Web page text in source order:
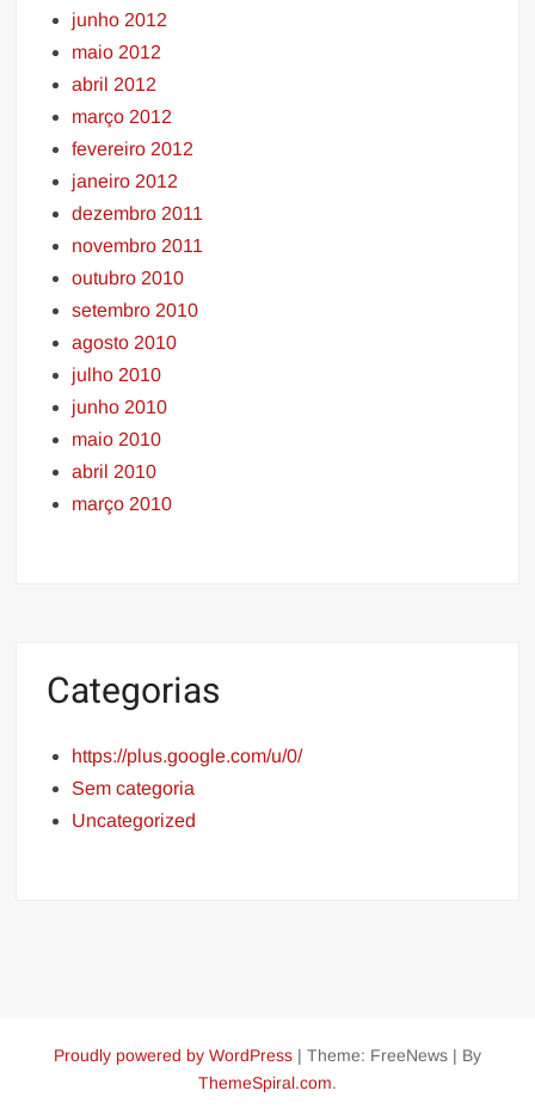
junho 2012
maio 2012
abril 2012
março 2012
fevereiro 2012
janeiro 2012
dezembro 2011
novembro 2011
outubro 2010
setembro 2010
agosto 2010
julho 2010
junho 2010
maio 2010
abril 2010
março 2010
Categorias
https://plus.google.com/u/0/
Sem categoria
Uncategorized
Proudly powered by WordPress | Theme: FreeNews | By
ThemeSpiral.com.